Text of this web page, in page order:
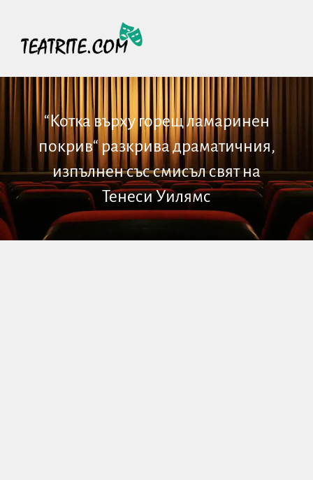
“Котка върху горещ ламаринен
покрив“ разкрива драматичния,
изпълнен със смисъл свят на
Тенеси Уилямс